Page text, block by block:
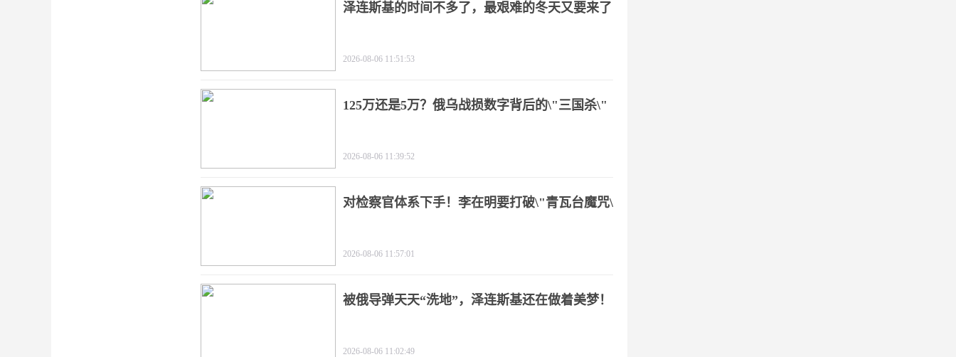
泽连斯基的时间不多了，最艰难的冬天又要来了
2026-08-06 11:51:53
125万还是5万？俄乌战损数字背后的\"三国杀\"
2026-08-06 11:39:52
对检察官体系下手！李在明要打破\"青瓦台魔咒\"
2026-08-06 11:57:01
被俄导弹天天“洗地”，泽连斯基还在做着美梦！
2026-08-06 11:02:49